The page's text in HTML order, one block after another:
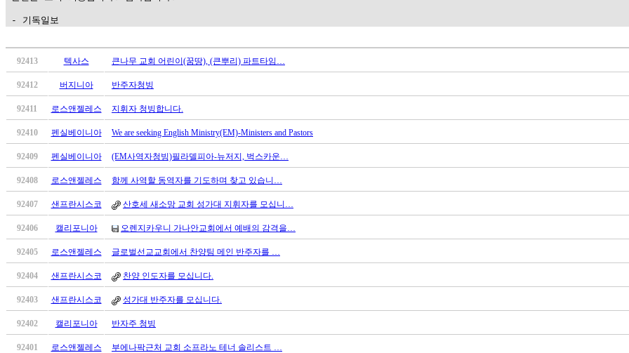
- 기독일보
만
은
꼴
밍
넷
minky
합
체
안
92413 텍사스 큰나무 교회 어린이(꿈땅), (큰뿌리) 파트타임…
92412 버지니아 반주자청빙
92411 로스앤젤레스 지휘자 청빙합니다.
92410 펜실베이니아 We are seeking English Ministry(EM)-Ministers and Pastors
92409 펜실베이니아 (EM사역자청빙)필라델피아-뉴저지, 벅스카운…
92408 로스앤젤레스 함께 사역할 동역자를 기도하며 찾고 있습니…
92407 샌프란시스코 산호세 새소망 교회 성가대 지휘자를 모십니…
92406 캘리포니아 오렌지카우니 가나안교회에서 예배의 감격을…
92405 로스앤젤레스 글로벌선교교회에서 찬양팀 메인 반주자를 …
92404 샌프란시스코 찬양 인도자를 모십니다.
92403 샌프란시스코 성가대 반주자를 모십니다.
92402 캘리포니아 반자주 청빙
92401 로스앤젤레스 부에나팍근처 교회 소프라노 테너 솔리스트 …